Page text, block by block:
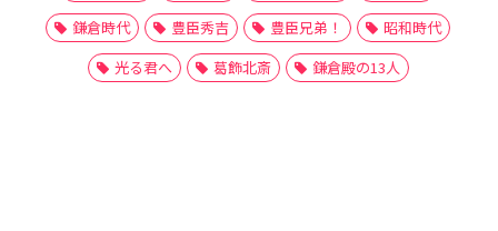
鎌倉時代
豊臣秀吉 豊臣兄弟！
昭和時代
光る君へ
葛飾北斎 鎌倉殿の13人